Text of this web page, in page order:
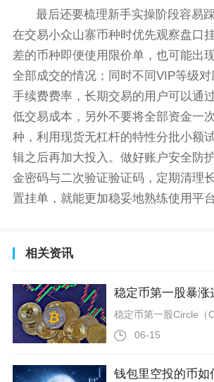
最后还要梳理新手实操阶段容易
在交易小众山寨币种时优先观察盘口
差的币种即便使用限价单，也可能出
全部成交的情况；同时不同VIP等级
手续费费率，长期交易的用户可以通
低交易成本，另外不要将全部资金一
种，利用现货无杠杆的特性分批小额
辑之后再加大投入。做好账户安全防
金密码与二次验证验证码，定期清理
置挂单，就能更加稳妥地熟练使用平
相关资讯
稳定币第一股暴涨
06-15
钱包里空投的币如